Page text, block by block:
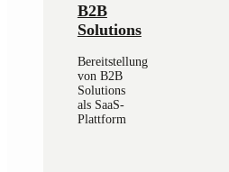
B2B
Solutions
Bereitstellung
von B2B
Solutions
als SaaS-
Plattform